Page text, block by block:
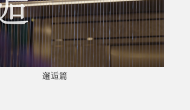
邂逅篇